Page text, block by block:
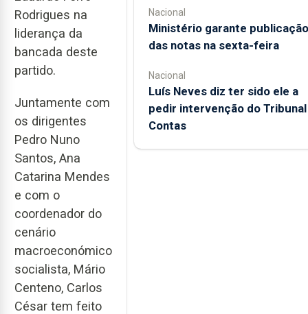
Rodrigues na
liderança da
bancada deste
partido.
Juntamente com
os dirigentes
Pedro Nuno
Santos, Ana
Catarina Mendes
e com o
coordenador do
cenário
macroeconómico
socialista, Mário
Centeno, Carlos
César tem feito
Nacional
Ministério garante publicação
das notas na sexta-feira
Nacional
Luís Neves diz ter sido ele a
pedir intervenção do
Contas